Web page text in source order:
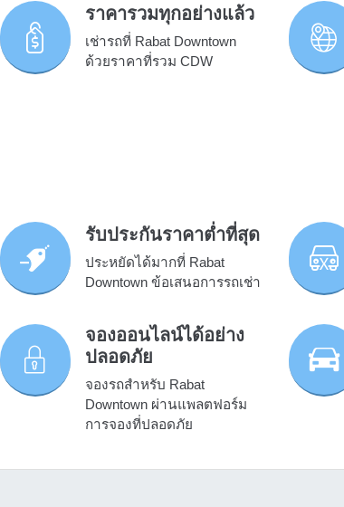
ราคารวมทุกอย่างแล้ว
เช่ารถที่ Rabat Downtown
ด้วยราคาที่รวม CDW
รับประกันราคาต่ำที่สุด
ประหยัดได้มากที่ Rabat
Downtown ข้อเสนอการรถเช่า
จองออนไลน์ได้อย่าง
ปลอดภัย
จองรถสำหรับ Rabat
Downtown ผ่านแพลตฟอร์ม
การจองที่ปลอดภัย